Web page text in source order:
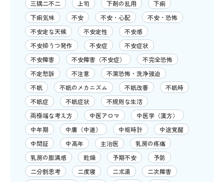
三隅二不二 上司 下剤の乱用
下痢
下痢気味
不安 不安・心配
不安・恐怖
不安定な天候
不安定性
不安感
不安抑うつ発作
不安症
不安症状
不安障害
不安障害（不安症）
不完全恐怖
不定愁訴
不注意
不潔恐怖・洗浄強迫
不眠
不眠のメカニズム 不眠改善
不眠時
不眠症
不眠症状
不規則な生活
両極端な考え方
中医アロマ
中医学（漢方）
中年期
中庸（中道） 中枢時計
中途覚醒
中間証
中高年 主治医
乳房の疼痛
乳房の膨満感
乾燥 予期不安
予防
二分割思考
二度寝 二朮湯
二次障害